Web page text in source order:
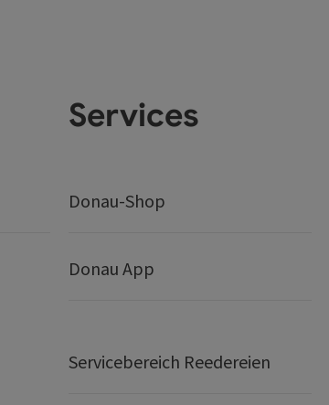
Services
Donau-Shop
Donau App
Servicebereich Reedereien